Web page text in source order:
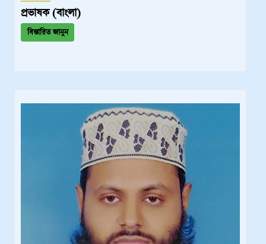
প্রভাষক (বাংলা)
বিস্তারিত জানুন